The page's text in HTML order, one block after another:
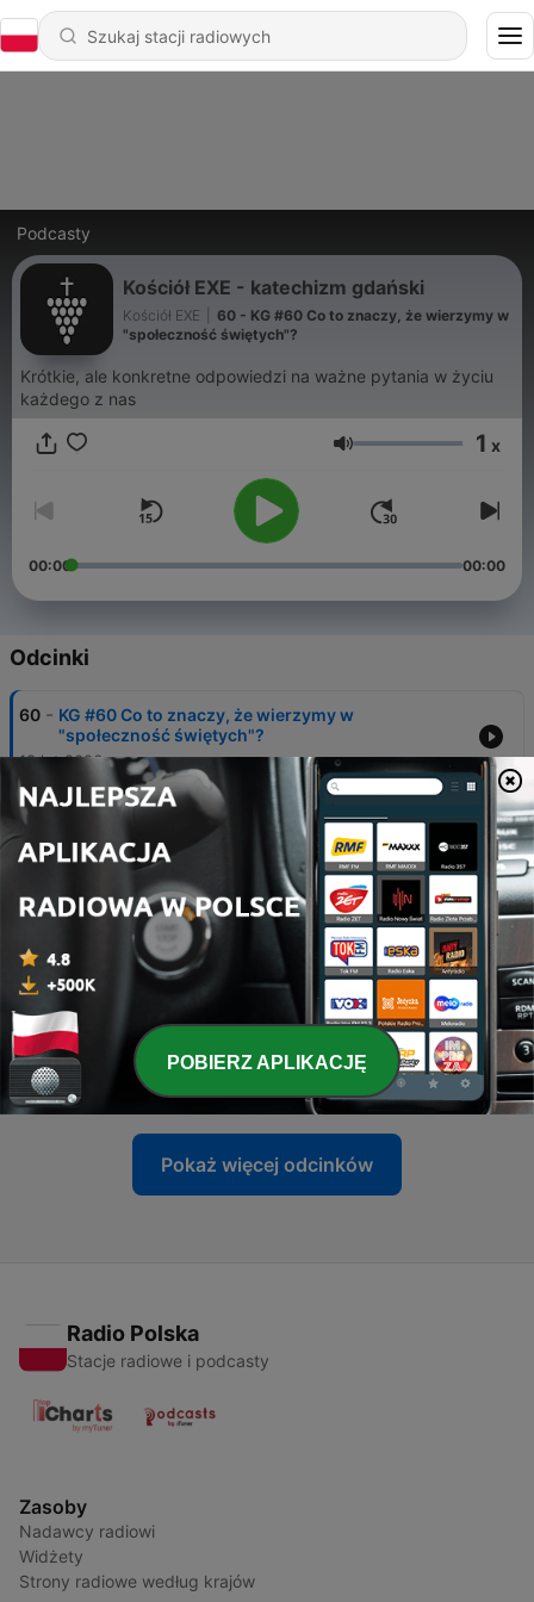
Podcasty
Kościół EXE - katechizm gdański
Kościół EXE
60 - KG #60 Co to znaczy, że wierzymy w
"społeczność świętych"?
Krótkie, ale konkretne odpowiedzi na ważne pytania w życiu
każdego z nas
Głośność 1 x
00:00 00:00
Odcinki
60 - KG #60 Co to znaczy, że wierzymy w
"społeczność świętych"?
18 lut 2026
59 - KG #59 Czym jest dyscyplina kościelna?
KG #58 Kto powinien brać udział w Wieczerzy
Pańskiej?
57 - KG #57 Co daje nam Wieczerza Pańska?
56 - KG #56 Czym jest Wieczerza Pańska?
20 sty 2026
Pokaż więcej odcinków
Radio Polska
Stacje radiowe i podcasty
Zasoby
Nadawcy radiowi
Widżety
Strony radiowe według krajów
POBIERZ APLIKACJĘ